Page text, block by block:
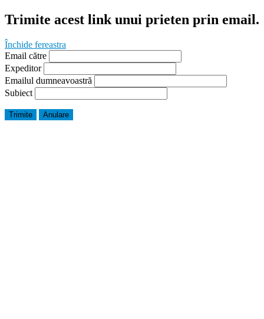
Trimite acest link unui prieten prin email.
Închide fereastra
Email către
Expeditor
Emailul dumneavoastră
Subiect
Trimite Anulare